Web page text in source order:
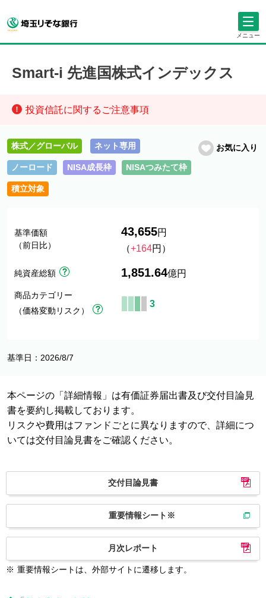
メニュー
Smart-i 先進国株式インデックス
投資信託に関するご注意事項
株式／グローバル ネット専用
ノーロード NISA成長枠 NISAつみたて枠
積立対象
お気に入り
基準価額
（前日比）
43,655円
（+164円）
純資産総額 1,851.64億円
商品カテゴリー
（価格変動リスク）
3
基準日：2026/8/7
本ページの「詳細情報」は有価証券届出書及び交付目論見
書を要約し掲載しております。
リスクや費用はファンドごとに異なりますので、詳細につ
いては交付目論見書をご確認ください。
交付目論見書
重要情報シート※
月次レポート
※ 重要情報シートは、外部サイトに遷移します。